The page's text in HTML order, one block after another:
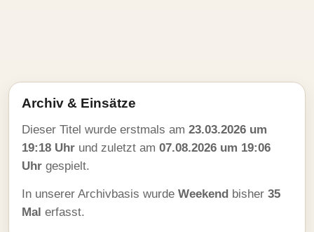
Archiv & Einsätze
Dieser Titel wurde erstmals am 23.03.2026 um
19:18 Uhr und zuletzt am 07.08.2026 um 19:06
Uhr gespielt.
In unserer Archivbasis wurde Weekend bisher 35
Mal erfasst.